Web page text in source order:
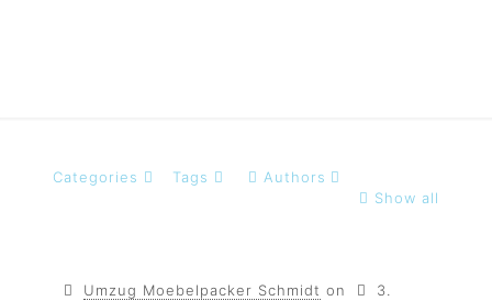
Categories Tags
Authors
Show all
Umzug Moebelpacker Schmidt on
3.